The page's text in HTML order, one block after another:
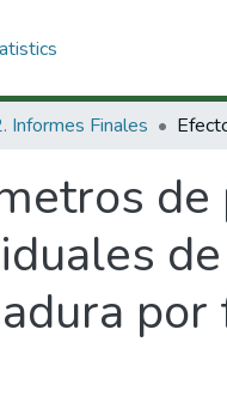
Informes Finales
de